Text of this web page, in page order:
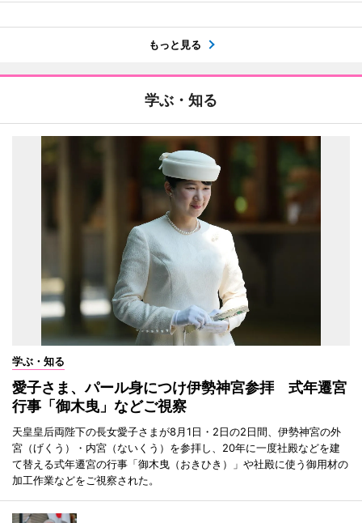
もっと見る
学ぶ・知る
学ぶ・知る
愛子さま、パール身につけ伊勢神宮参拝 式年遷宮
行事「御木曳」などご視察
天皇皇后両陛下の長女愛子さまが8月1日・2日の2日間、伊勢神宮の外
宮（げくう）・内宮（ないくう）を参拝し、20年に一度社殿などを建
て替える式年遷宮の行事「御木曳（おきひき）」や社殿に使う御用材の
加工作業などをご視察された。